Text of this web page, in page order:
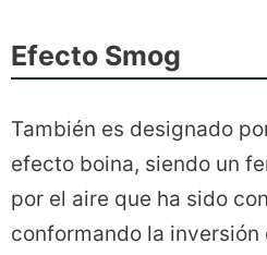
Efecto Smog
También es designado
efecto boina, siendo un
por el aire que ha sido
conformando la